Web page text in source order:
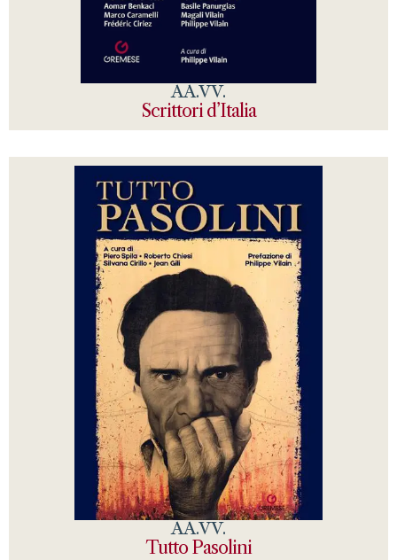
AA.VV.
Scrittori d’Italia
AA.VV.
Tutto Pasolini